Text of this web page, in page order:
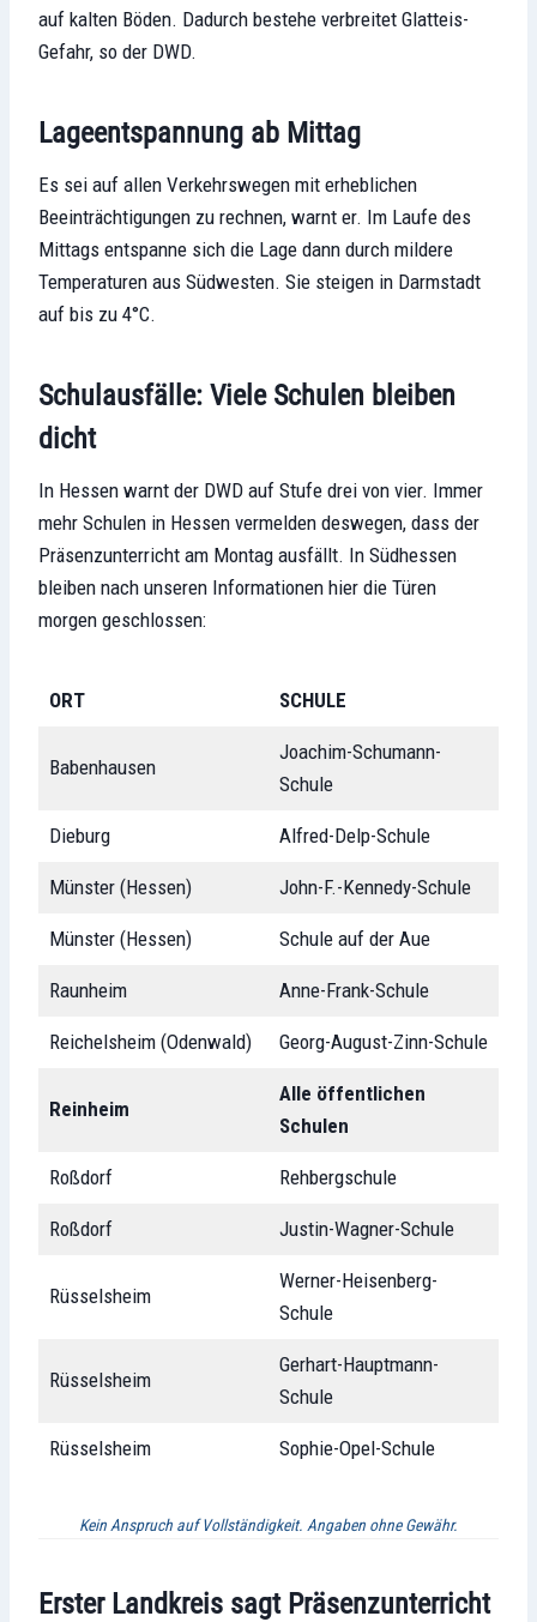
auf kalten Böden. Dadurch bestehe verbreitet Glatteis-
Gefahr, so der DWD.
Lageentspannung ab Mittag
Es sei auf allen Verkehrswegen mit erheblichen
Beeinträchtigungen zu rechnen, warnt er. Im Laufe des
Mittags entspanne sich die Lage dann durch mildere
Temperaturen aus Südwesten. Sie steigen in Darmstadt
auf bis zu 4°C.
Schulausfälle: Viele Schulen bleiben
dicht
In Hessen warnt der DWD auf Stufe drei von vier. Immer
mehr Schulen in Hessen vermelden deswegen, dass der
Präsenzunterricht am Montag ausfällt. In Südhessen
bleiben nach unseren Informationen hier die Türen
morgen geschlossen:
ORT SCHULE
Babenhausen
Joachim-Schumann-
Schule
Dieburg Alfred-Delp-Schule
Münster (Hessen) John-F.-Kennedy-Schule
Münster (Hessen) Schule auf der Aue
Raunheim Anne-Frank-Schule
Reichelsheim (Odenwald) Georg-August-Zinn-Schule
Reinheim
Alle öffentlichen
Schulen
Roßdorf Rehbergschule
Roßdorf Justin-Wagner-Schule
Rüsselsheim
Werner-Heisenberg-
Schule
Rüsselsheim
Gerhart-Hauptmann-
Schule
Rüsselsheim Sophie-Opel-Schule
Kein Anspruch auf Vollständigkeit. Angaben ohne Gewähr.
Erster Landkreis sagt Präsenzunterricht